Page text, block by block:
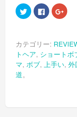
ク
リ
Twitter
で
共
有
(新
ウ
Facebook
で
に
ク
リ
ッ
い
ク
リ
で
共
有
(新
ウ
カテゴリー:
トヘア, ショートボ
マ, ボブ, 上手い, 外
道。